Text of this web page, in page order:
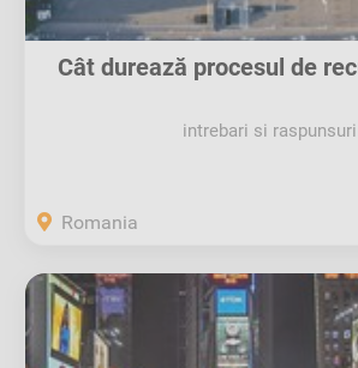
Cât durează procesul de
intrebari si raspunsuri
Romania